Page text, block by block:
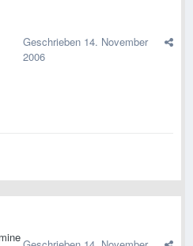
Geschrieben 14. November
2006